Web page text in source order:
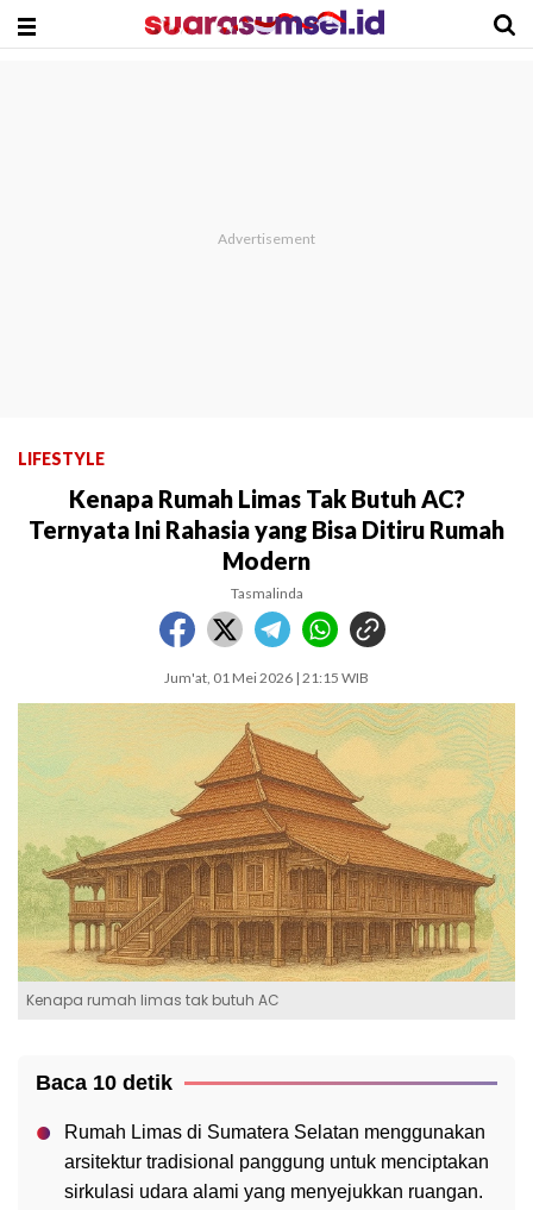
LIFESTYLE
Kenapa Rumah Limas Tak Butuh AC?
Ternyata Ini Rahasia yang Bisa Ditiru Rumah
Modern
Tasmalinda
Jum'at, 01 Mei 2026 | 21:15 WIB
Kenapa rumah limas tak butuh AC
Baca 10 detik
Rumah Limas di Sumatera Selatan menggunakan
arsitektur tradisional panggung untuk menciptakan
sirkulasi udara alami yang menyejukkan ruangan.